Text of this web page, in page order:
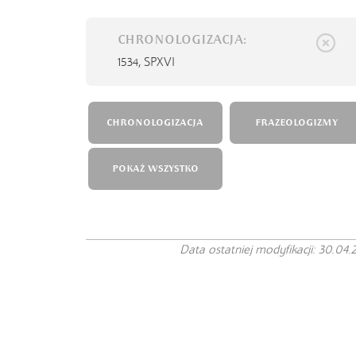
CHRONOLOGIZACJA:
1534, SPXVI
CHRONOLOGIZACJA FRAZEOLOGIZMY
POKAŻ WSZYSTKO
Data ostatniej modyfikacji: